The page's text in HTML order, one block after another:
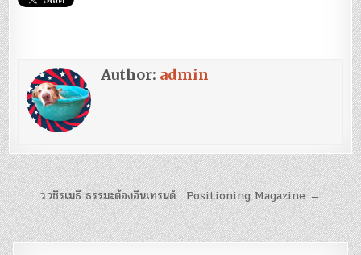
Author: admin
แนะแนว
เรื่อง
ว.วชิรเมธี ธรรมะต้องอินเทรนด์ : Positioning Magazine →